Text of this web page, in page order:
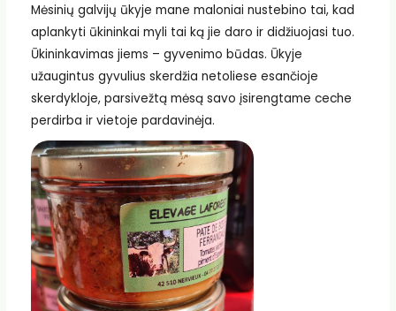
Mėsinių galvijų ūkyje mane maloniai nustebino tai, kad
aplankyti ūkininkai myli tai ką jie daro ir didžiuojasi tuo.
Ūkininkavimas jiems – gyvenimo būdas. Ūkyje
užaugintus gyvulius skerdžia netoliese esančioje
skerdykloje, parsivežtą mėsą savo įsirengtame ceche
perdirba ir vietoje pardavinėja.